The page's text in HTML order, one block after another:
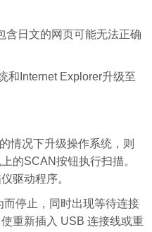
含日文的网页可能无法正确
和Internet Explorer升级至
情况下升级操作系统，则
的SCAN按钮执行扫描。
驱动程序。
停止，同时出现等待连接
重新插入 USB 连接线或重